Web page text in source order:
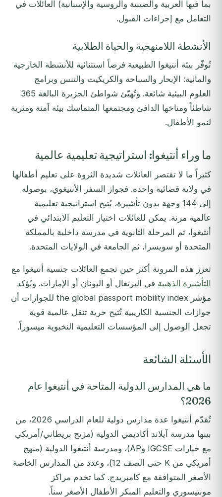
بما فيها العربية والصينية والروسية والإسبانية) العائلات في
التعامل مع إجراءات القبول.
الأنشطة اللامنهجية والحياة الطلابية
تُوفّر بيئة أنتيغوا الطبيعية فرصاً استثنائية للأنشطة الخارجية
والمائية: الإبحار والسباحة والكريكيت والتنس وبرامج
العلوم البيئية شائعة. وتُهيّئ شواطئ الجزيرة البالغة 365
شاطئاً ومناخها الدافئ ومجتمعها المتماسك بيئة آمنة ومثرية
لنمو الأطفال.
ما وراء أنتيغوا: استراتيجية تعليمية عالمية
كثيراً ما لا تقتصر العائلات شديدة الثروة على تعليم أطفالها
في ولاية قضائية واحدة. فجواز السفر الأنتيغوي، بوصوله
إلى 144 وجهة بدون تأشيرة، يُتيح استراتيجية تعليمية
عالمية مرنة. يمكن للعائلات اختيار التعليم الابتدائي في
أنتيغوا، ثم المرحلة الثانوية في مدرسة داخلية بالمملكة
المتحدة أو سويسرا، ثم الجامعة في الولايات المتحدة.
تعزز هذه المرونة أكثر حين تجمع العائلات جنسية أنتيغوا مع
التأشيرة الذهبية في البرتغال أو اليونان أو الإمارات. ويُؤكد
مؤشر the global passport mobility index للجوازات أن
جوازات الجنسية الكاريبية تُتيح حرية تنقل عالمية قوية
تجعل الوصول إلى المؤسسات التعليمية النخبوية ميسوراً.
الأسئلة الشائعة
ما هي المدارس الدولية المتاحة في أنتيغوا عام
2026؟
تُقدّم أنتيغوا عدة مدارس دولية للعام الدراسي 2026، من
بينها مدرسة آيلاند أكاديمي الدولية (مزيج بريطاني/أمريكي
مع خيارات IGCSE وAP)، ومدرسة أنتيغوا الدولية (منهج
أمريكي من K حتى الصف 12)، وعدد من المدارس الخاصة
الأصغر المتوافقة مع كامبريدج. كما تخدم مراكز
مونتيسوري والتعليم المبكر الأطفال الأصغر سناً.